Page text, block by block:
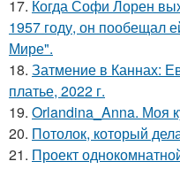
17. Когда Софи Лорен
1957 году, он пообещал
Мире".
18. Затмение в Каннах:
платье, 2022 г.
19. Orlandina_Anna. Моя
20. Потолок, который
21. Проект